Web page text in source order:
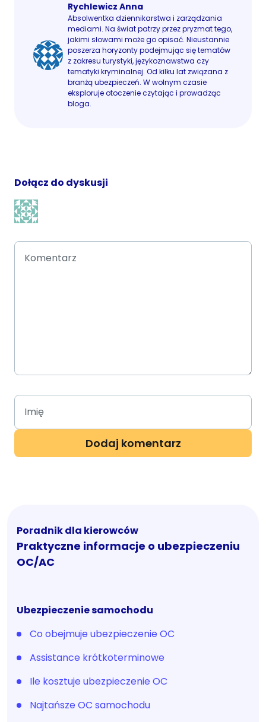
Rychlewicz Anna
Absolwentka dziennikarstwa i zarządzania
mediami. Na świat patrzy przez pryzmat tego,
jakimi słowami może go opisać. Nieustannie
poszerza horyzonty podejmując się tematów
z zakresu turystyki, językoznawstwa czy
tematyki kryminalnej. Od kilku lat związana z
branżą ubezpieczeń. W wolnym czasie
eksploruje otoczenie czytając i prowadząc
bloga.
Dołącz do dyskusji
Poradnik dla kierowców
Praktyczne informacje o ubezpieczeniu
OC/AC
Ubezpieczenie samochodu
Co obejmuje ubezpieczenie OC
Assistance krótkoterminowe
Ile kosztuje ubezpieczenie OC
Najtańsze OC samochodu